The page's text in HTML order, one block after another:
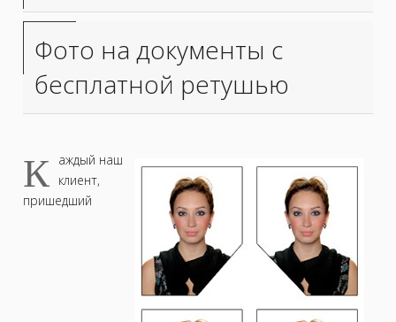
Фото на документы с
бесплатной ретушью
К аждый наш
клиент,
пришедший